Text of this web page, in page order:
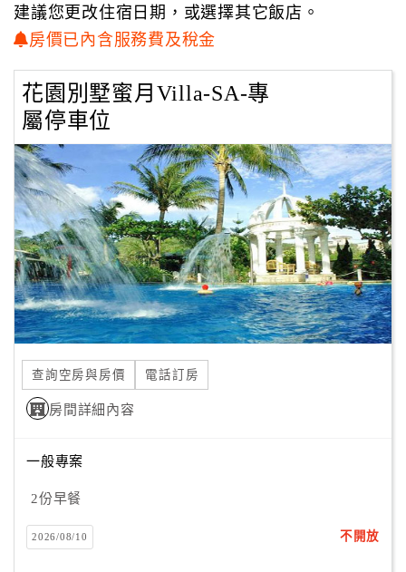
顧
務
顧
客
滿
意
度
訂
單
管
理
員
建議您更改住宿日期，或選擇其它飯店。
房價已內含服務費及稅金
花園別墅蜜月Villa-SA-專
屬停車位
查詢空房與房價 電話訂房
房間詳細內容
一般專案
2份早餐
2026/08/10 不開放